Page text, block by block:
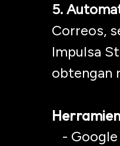
5.
Correos,
Impulsa
obtengan
- Google